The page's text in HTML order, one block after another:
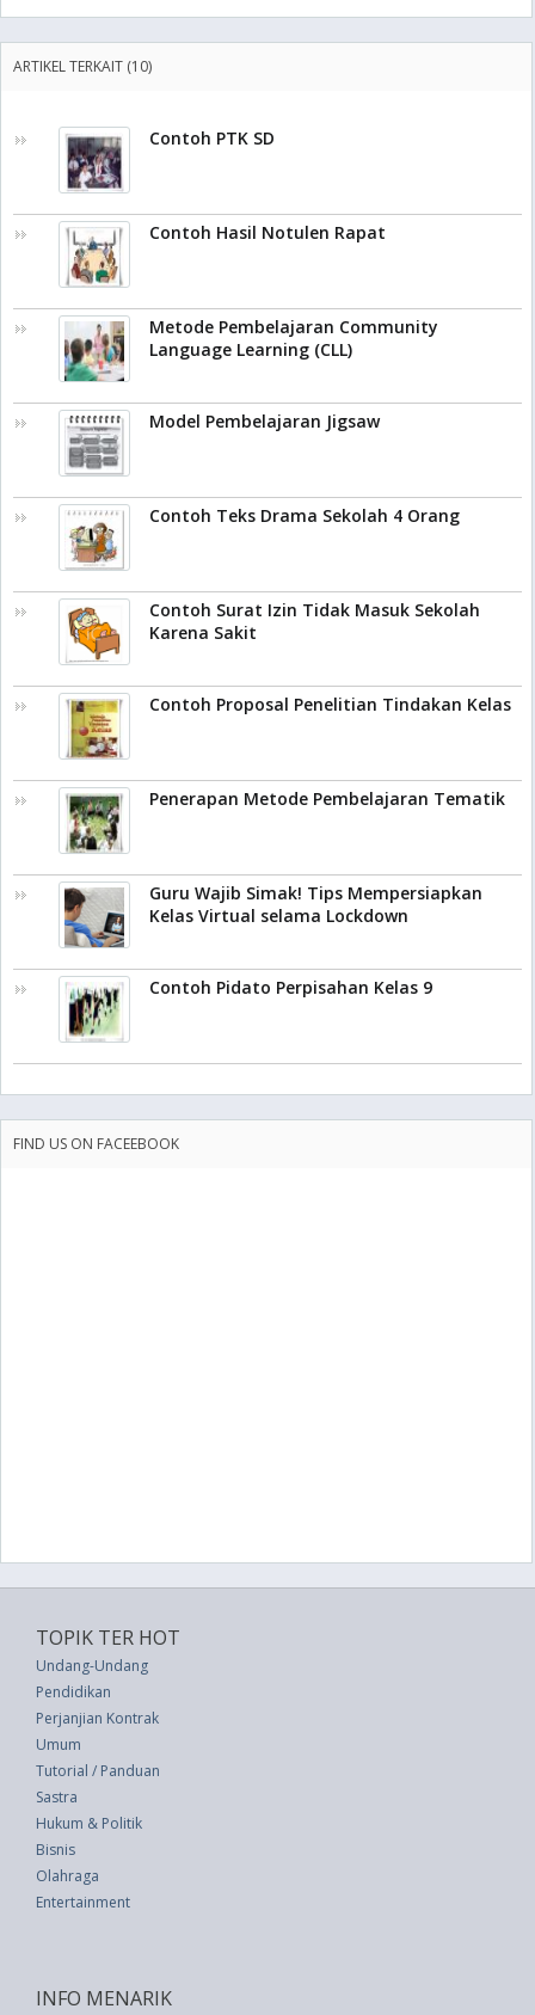
ARTIKEL TERKAIT (10)
Contoh PTK SD
Contoh Hasil Notulen Rapat
Metode Pembelajaran Community
Language Learning (CLL)
Model Pembelajaran Jigsaw
Contoh Teks Drama Sekolah 4 Orang
Contoh Surat Izin Tidak Masuk Sekolah
Karena Sakit
Contoh Proposal Penelitian Tindakan Kelas
Penerapan Metode Pembelajaran Tematik
Guru Wajib Simak! Tips Mempersiapkan
Kelas Virtual selama Lockdown
Contoh Pidato Perpisahan Kelas 9
FIND US ON FACEEBOOK
TOPIK TER HOT
Undang-Undang
Pendidikan
Perjanjian Kontrak
Umum
Tutorial / Panduan
Sastra
Hukum & Politik
Bisnis
Olahraga
Entertainment
INFO MENARIK